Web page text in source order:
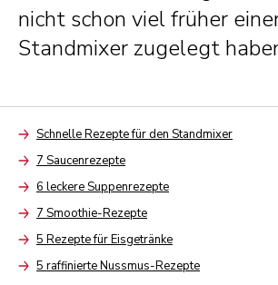
nicht schon viel früher
Standmixer zugelegt
ArrowSchnelle Rezepte für den Standmixer
Arrow7 Saucenrezepte
Arrow6 leckere Suppenrezepte
Arrow7 Smoothie-Rezepte
Arrow5 Rezepte für Eisgetränke
Arrow5 raffinierte Nussmus-Rezepte